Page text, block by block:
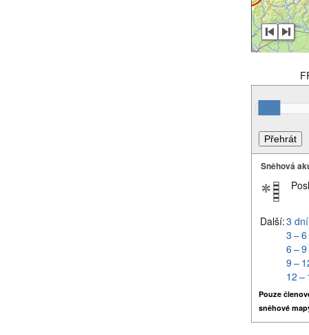
Sněhová
Další:3 dní
3 –
6 –
9 –
12 –
Pouze
sněhové